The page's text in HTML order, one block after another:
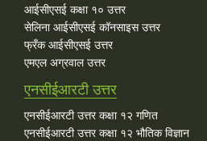
आईसीएसई कक्षा १० उत्तर
सेलिना आईसीएसई कॉनसाइस उत्तर
फ्रँक आईसीएसई उत्तर
एमएल अग्रवाल उत्तर
एनसीईआरटी उत्तर
एनसीईआरटी उत्तर कक्षा १२ गणित
एनसीईआरटी उत्तर कक्षा १२ भौतिक विज्ञान